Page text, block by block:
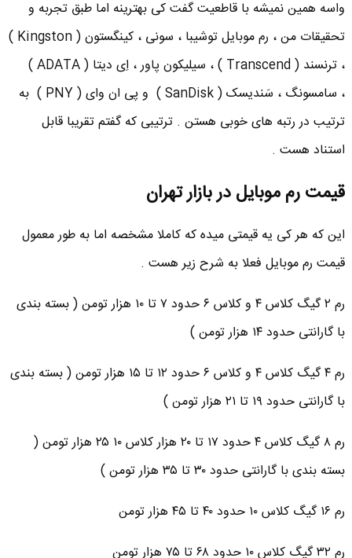
واسه همین نمیشه با قاطعیت گفت کی بهترینه اما طبق تجربه و
تحقیقات من ، رم موبایل توشیبا ، سونی ، کینگستون ( Kingston )
، ترنسند ( Transcend ) ، سیلیکون پاور ، اِی دیتا ( ADATA )
، سامسونگ ، سَندیسک ( SanDisk ) و پی ان وای ( PNY ) به
ترتیب در رتبه های خوبی هستن . ترتیبی که گفتم تقریبا قابل
استناد هست .
قیمت رم موبایل در بازار تهران
این که هر کی یه قیمتی میده که کاملا مشخصه اما به طور معمول
قیمت رم موبایل فعلا به شرح زیر هست .
رم ۲ گیگ کلاس ۴ و کلاس ۶ حدود ۷ تا ۱۰ هزار تومن ( بسته بندی
با گارانتی حدود ۱۴ هزار تومن )
رم ۴ گیگ کلاس ۴ و کلاس ۶ حدود ۱۲ تا ۱۵ هزار تومن ( بسته بندی
با گارانتی حدود ۱۹ تا ۲۱ هزار تومن )
رم ۸ گیگ کلاس ۴ حدود ۱۷ تا ۲۰ هزار کلاس ۱۰ ۲۵ هزار تومن (
بسته بندی با گارانتی حدود ۳۰ تا ۳۵ هزار تومن )
رم ۱۶ گیگ کلاس ۱۰ حدود ۴۰ تا ۴۵ هزار تومن
رم ۳۲ گیگ کلاس ۱۰ حدود ۶۸ تا ۷۵ هزار تومن